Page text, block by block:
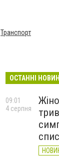
Транспорт
ОСТАННІ
09:01
4 серпня